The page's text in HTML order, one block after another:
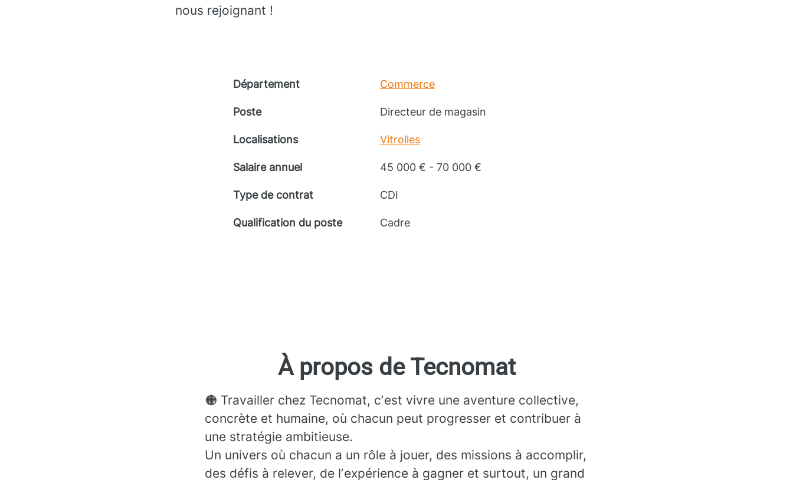
nous rejoignant !
Département Commerce
Poste Directeur de magasin
Localisations Vitrolles
Salaire annuel 45 000 € - 70 000 €
Type de contrat CDI
Qualification du poste Cadre
À propos de Tecnomat
🟠 Travailler chez Tecnomat, cʼest vivre une aventure collective,
concrète et humaine, où chacun peut progresser et contribuer à
une stratégie ambitieuse.
Un univers où chacun a un rôle à jouer, des missions à accomplir,
des défis à relever, de lʼexpérience à gagner et surtout, un grand